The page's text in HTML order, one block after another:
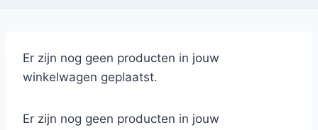
Er zijn nog geen producten in jouw
winkelwagen geplaatst.
Er zijn nog geen producten in jouw